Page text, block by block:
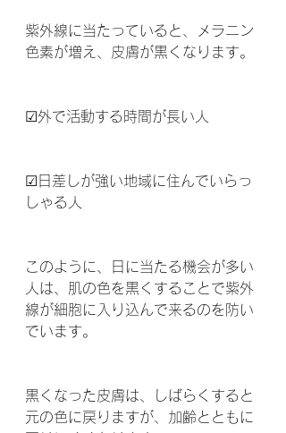
紫外線に当たっていると、メラニン
色素が増え、皮膚が黒くなります。
☑外で活動する時間が長い人
☑日差しが強い地域に住んでいらっ
しゃる人
このように、日に当たる機会が多い
人は、肌の色を黒くすることで紫外
線が細胞に入り込んで来るのを防い
でいます。
黒くなった皮膚は、しばらくすると
元の色に戻りますが、加齢とともに